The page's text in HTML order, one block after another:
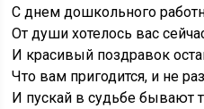
С днем дошкольного
От души хотелось вас
И красивый поздравок
Что вам пригодится, и не
И пускай в судьбе бывают